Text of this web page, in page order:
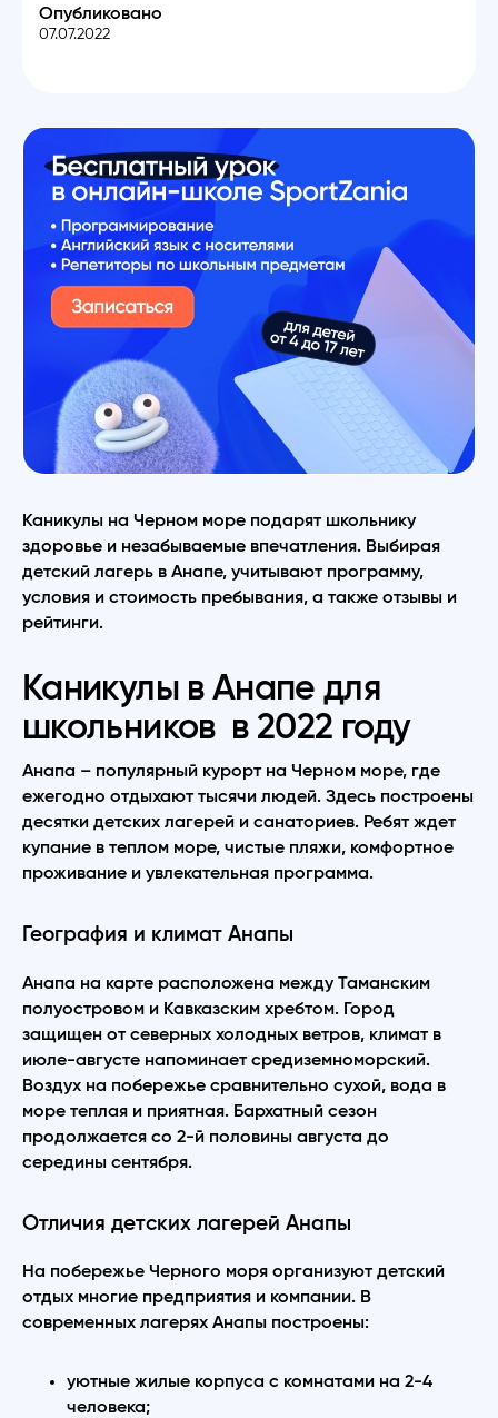
Опубликовано
07.07.2022
Каникулы на Черном море подарят школьнику
здоровье и незабываемые впечатления. Выбирая
детский лагерь в Анапе, учитывают программу,
условия и стоимость пребывания, а также отзывы и
рейтинги.
Каникулы в Анапе для
школьников в 2022 году
Анапа – популярный курорт на Черном море, где
ежегодно отдыхают тысячи людей. Здесь построены
десятки детских лагерей и санаториев. Ребят ждет
купание в теплом море, чистые пляжи, комфортное
проживание и увлекательная программа.
География и климат Анапы
Анапа на карте расположена между Таманским
полуостровом и Кавказским хребтом. Город
защищен от северных холодных ветров, климат в
июле-августе напоминает средиземноморский.
Воздух на побережье сравнительно сухой, вода в
море теплая и приятная. Бархатный сезон
продолжается со 2-й половины августа до
середины сентября.
Отличия детских лагерей Анапы
На побережье Черного моря организуют детский
отдых многие предприятия и компании. В
современных лагерях Анапы построены:
уютные жилые корпуса с комнатами на 2-4
человека;